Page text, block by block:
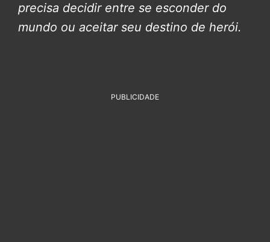
precisa decidir entre se esconder do
mundo ou aceitar seu destino de herói.
PUBLICIDADE